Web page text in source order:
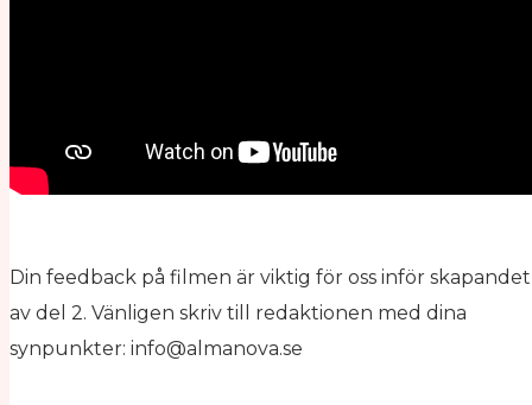
Din feedback på filmen är viktig för oss inför skapandet
av del 2. Vänligen skriv till redaktionen med dina
synpunkter: info@almanova.se